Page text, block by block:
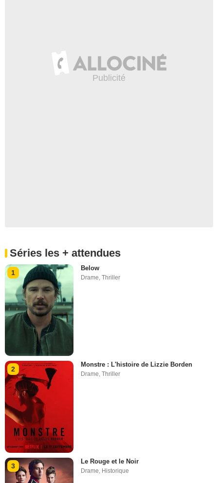
Séries les + attendues
1
Below
Drame,Thriller
2
Monstre : L'histoire de Lizzie Borden
Drame,Thriller
3
Le Rouge et le Noir
Drame Historique